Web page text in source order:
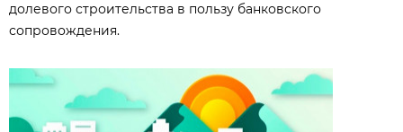
долевого строительства в пользу банковского
сопровождения.